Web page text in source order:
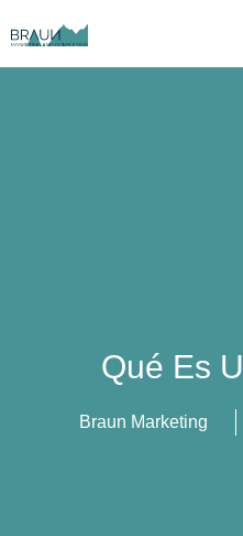
Qué Es
Braun Marketing